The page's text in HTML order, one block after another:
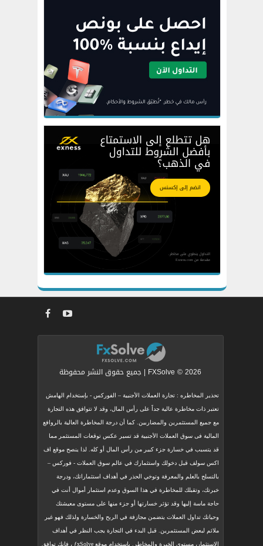
FXSolve © 2026 | جميع حقوق النشر محفوظة
تحذير المخاطره : تجارة العملات الأجنبية – الفوركس - بإستخدام الهامش
تعتبر ذات مخاطرة عالية جداً على رأس المال، وقد لا تتوافق هذه التجارة
مع جميع المستثمرين والمضاربين. كما أن درجة المخاطرة العالية بالروافع
المالية فى سوق العملات الأجنبية قد تسير عكس توقعات المستثمر مما
قد يتسبب في خسارة جزء كبير من رأس المال أو كله. لذا ينصح موقع اف
اكس سولف قبل دخولك واستثمارك في عالم سوق العملات - فوركس –
بالتسلح بالعلم والمعرفة وتوخي الحذر في أهداف استثماراتك، ودرجة
خبرتك، وتقبلك للمخاطرة في هذا السوق وعدم استثمار أموال أنت في
حاجة ماسة إليها وقد تؤثر خسارتها أو جزء منها على مستوى معيشتك
وحياتك تداول العملات يتضمن مجازفة في الربح والخسارة ولذلك فهو غير
ملائم لبعض المستثمرين. قبل البدء في التجارة يجب النظر في أهداف
الإستثمار، مستوى الخبرة والمخاطر. باستخدام موقع ƒxSolve ، فإنك توافق